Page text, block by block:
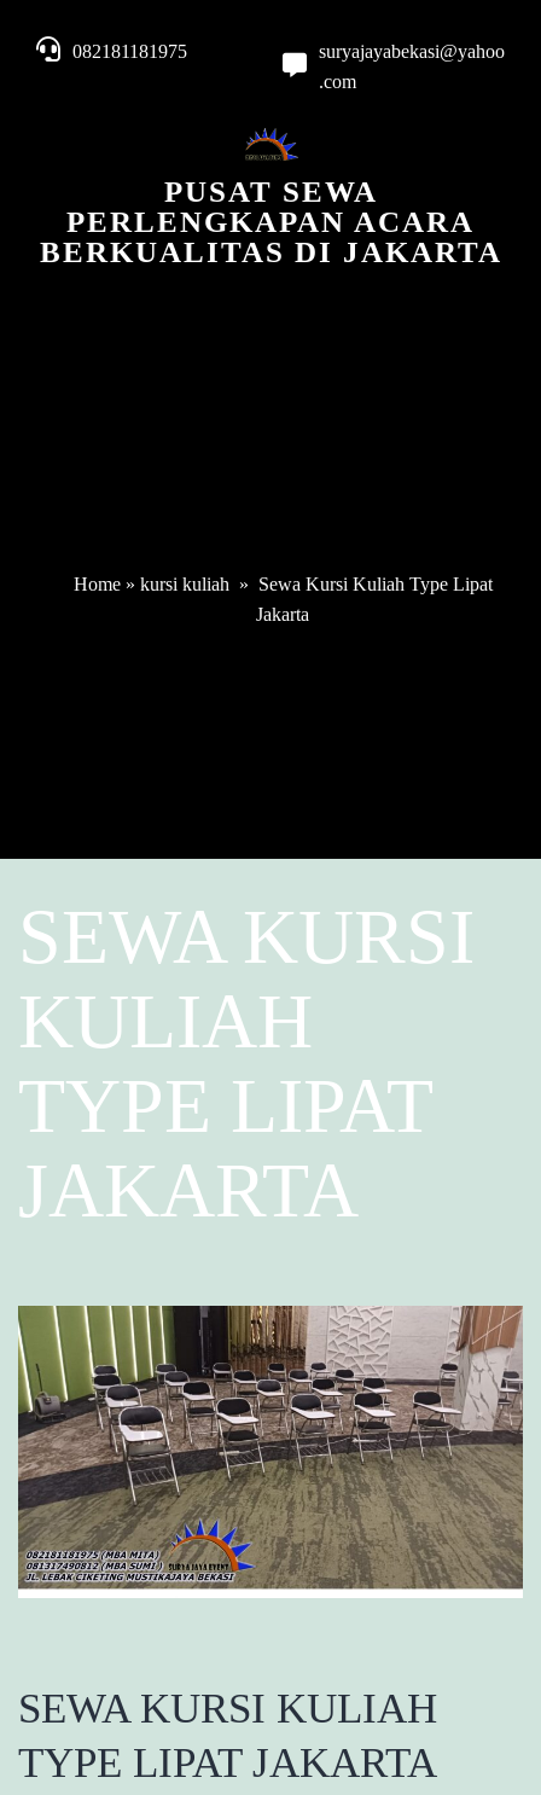
082181181975
suryajayabekasi@yahoo
.com
PUSAT SEWA
PERLENGKAPAN ACARA
BERKUALITAS DI JAKARTA
Home» kursi kuliah » Sewa Kursi Kuliah Type Lipat
Jakarta
SEWA KURSI
KULIAH
TYPE LIPAT
JAKARTA
SEWA KURSI KULIAH
TYPE LIPAT JAKARTA